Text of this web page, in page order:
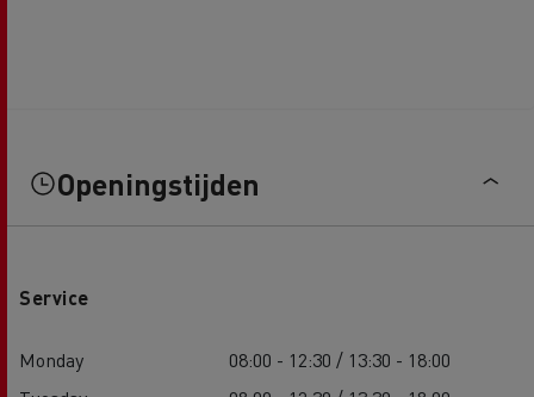
Openingstijden
Service
Monday
08:00 - 12:30 / 13:30 - 18:00